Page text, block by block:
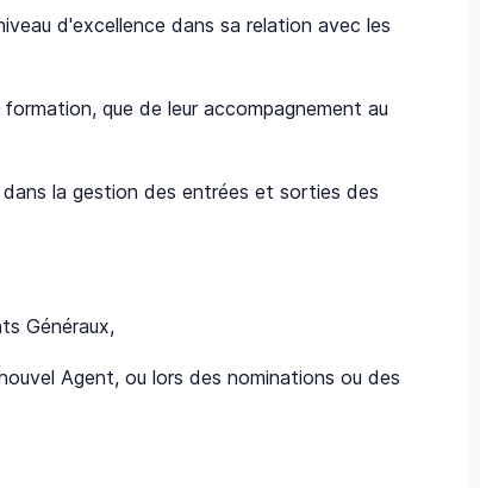
d'excellence dans sa relation avec les
que de leur accompagnement au
la gestion des entrées et sorties des
Généraux,
Agent, ou lors des nominations ou des